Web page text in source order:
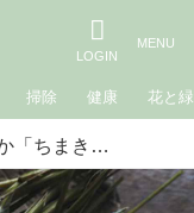
掃除 健康 花と緑
ほかほかやわらか「ちまき」のつくり方。蒸したての湯気もおいしい“笹の葉香る”春のごちそう／仁平里帆さんの四季に寄り添う暮らし